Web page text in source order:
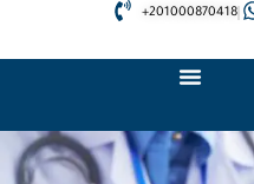
+201000870418